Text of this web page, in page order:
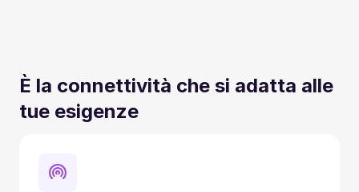
È la connettività che si adatta alle
tue esigenze